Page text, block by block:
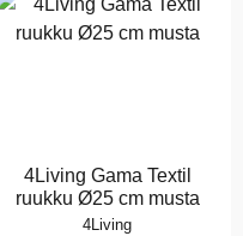
4Living Gama Textil
ruukku Ø25 cm musta
4Living